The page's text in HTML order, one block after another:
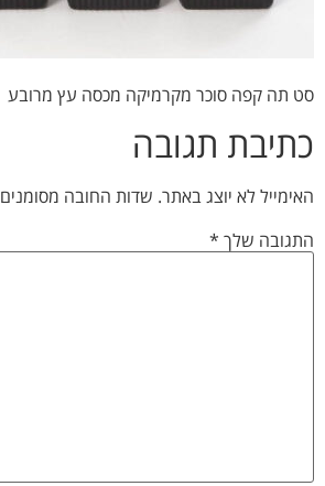
סט תה קפה סוכר מקרמיקה מכסה עץ מרובע
כתיבת תגובה
האימייל לא יוצג באתר. שדות החובה מסומנים
התגובה שלך*